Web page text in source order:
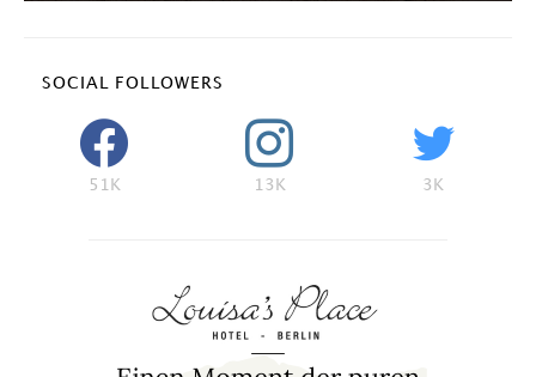
SOCIAL FOLLOWERS
51K 13K 3K